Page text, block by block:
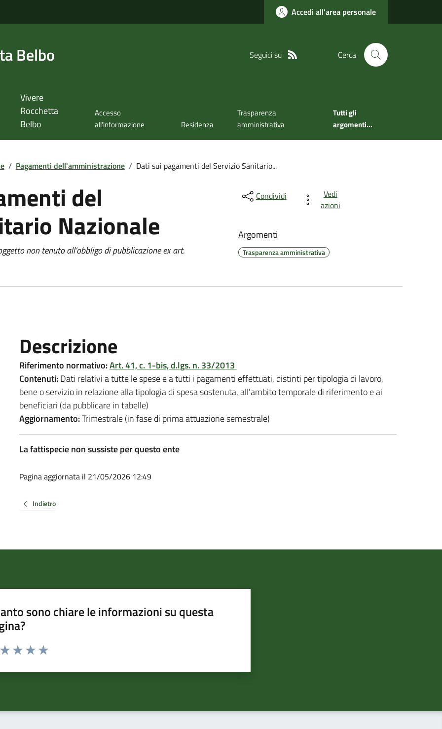
Accedi all'area personale
Belbo Seguici su Cerca
Vivere
Rocchetta
Belbo
Accesso
all'informazione
Residenza
Trasparenza
amministrativa
Tutti gli
argomenti...
/ Pagamenti dell'amministrazione / Dati sui pagamenti del Servizio Sanitario...
del
Nazionale
non tenuto all’obbligo di pubblicazione ex art.
Condividi
Vedi
azioni
Argomenti
Trasparenza amministrativa
Descrizione
Riferimento normativo:Art. 41, c. 1-bis, d.lgs. n. 33/2013
Contenuti:Dati relativi a tutte le spese e a tutti i pagamenti effettuati, distinti per tipologia di lavoro,
bene o servizio in relazione alla tipologia di spesa sostenuta, all'ambito temporale di riferimento e ai
beneficiari (da pubblicare in tabelle)
Aggiornamento:Trimestrale (in fase di prima attuazione semestrale)
La fattispecie non sussiste per questo ente
Pagina aggiornata il 21/05/2026 12:49
Indietro
sono chiare le informazioni su questa
da 1 a 5 stelle la pagina